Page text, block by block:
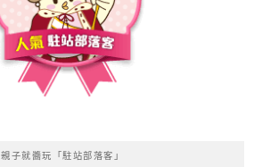
親子就醬玩「駐站部落客」